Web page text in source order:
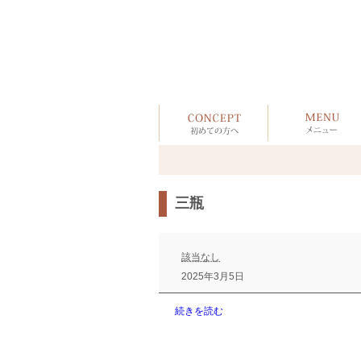
三瓶
該当なし
2025年3月5日
続きを読む